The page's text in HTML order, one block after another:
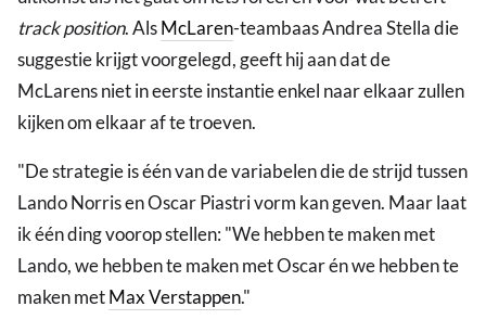
track position. AlsMcLaren-teambaas Andrea Stella die
suggestie krijgt voorgelegd, geeft hij aan dat de
McLarens niet in eerste instantie enkel naar elkaar zullen
kijken om elkaar af te troeven.
"De strategie is één van de variabelen die de strijd tussen
Lando Norris en Oscar Piastri vorm kan geven. Maar laat
ik één ding voorop stellen: "We hebben te maken met
Lando, we hebben te maken met Oscar én we hebben te
maken metMax Verstappen."